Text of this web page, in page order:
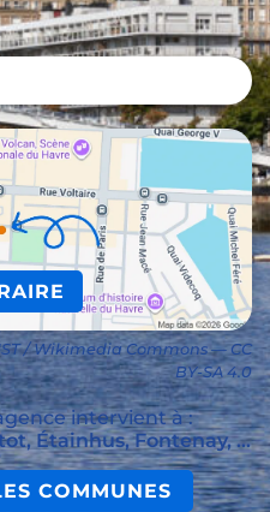
/ Wikimedia Commons — CC
BY-SA 4.0
intervient à :
Étainhus, Fontenay, ...
COMMUNES